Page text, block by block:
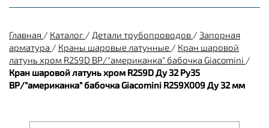
Главная / Каталог / Детали трубопроводов / Запорная
арматура / Краны шаровые латунные / Кран шаровой
латунь хром R259D ВР/"американка" бабочка Giacomini /
Кран шаровой латунь хром R259D Ду 32 Ру35
ВР/"американка" бабочка Giacomini R259X009 Ду 32 мм